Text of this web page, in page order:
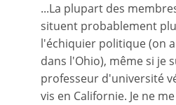
...La plupart des
situent probablement
l'échiquier politique (on
dans l'Ohio), même si je
professeur d'université
vis en Californie. Je ne